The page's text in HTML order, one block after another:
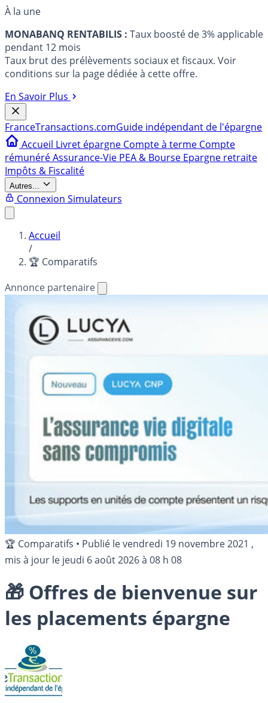
À la une
MONABANQ RENTABILIS : Taux boosté de 3% applicable
pendant 12 mois
Taux brut des prélèvements sociaux et fiscaux. Voir
conditions sur la page dédiée à cette offre.
En Savoir Plus
FranceTransactions.comGuide indépendant de l'épargne
Accueil Livret épargne Compte à terme Compte
rémunéréAssurance-Vie PEA & Bourse Epargne retraite
Impôts & Fiscalité
Autres...
Connexion Simulateurs
Accueil
/
🏆 Comparatifs
Annonce partenaire
🏆 Comparatifs • Publié levendredi 19 novembre 2021 ,
mis à jour le jeudi 6 août 2026 à 08 h 08
🎁 Offres de bienvenue sur
les placements épargne